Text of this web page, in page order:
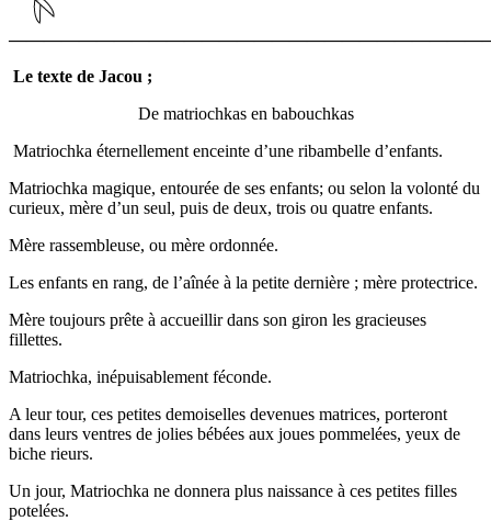
Le texte de Jacou ;
De matriochkas en babouchkas
Matriochka éternellement enceinte d’une ribambelle d’enfants.
Matriochka magique, entourée de ses enfants; ou selon la volonté du
curieux, mère d’un seul, puis de deux, trois ou quatre enfants.
Mère rassembleuse, ou mère ordonnée.
Les enfants en rang, de l’aînée à la petite dernière ; mère protectrice.
Mère toujours prête à accueillir dans son giron les gracieuses
fillettes.
Matriochka, inépuisablement féconde.
A leur tour, ces petites demoiselles devenues matrices, porteront
dans leurs ventres de jolies bébées aux joues pommelées, yeux de
biche rieurs.
Un jour, Matriochka ne donnera plus naissance à ces petites filles
potelées.